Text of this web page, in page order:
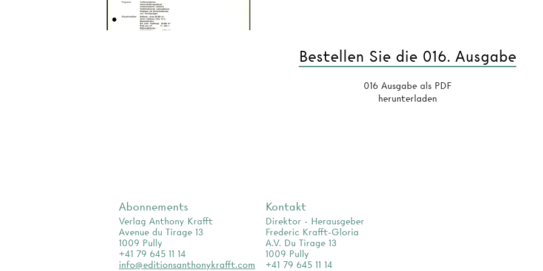
Bestellen Sie die 016. Ausgabe
016 Ausgabe als PDF
herunterladen
Abonnements
Verlag Anthony Krafft
Avenue du Tirage 13
1009 Pully
+41 79 645 11 14
info@editionsanthonykrafft.com
Kontakt
Direktor - Herausgeber
Frederic Krafft-Gloria
A.V. Du Tirage 13
1009 Pully
+41 79 645 11 14